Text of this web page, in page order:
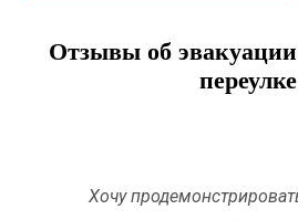
Отзывы об
переулке
Хочу